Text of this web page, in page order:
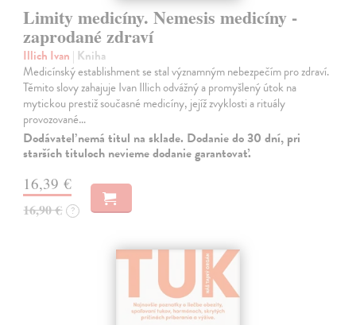
Limity medicíny. Nemesis medicíny -
zaprodané zdraví
Illich Ivan | Kniha
Medicínský establishment se stal významným nebezpečím pro zdraví.
Těmito slovy zahajuje Ivan Illich odvážný a promyšlený útok na
mytickou prestiž současné medicíny, jejíž zvyklosti a rituály
provozované…
Dodávateľ nemá titul na sklade. Dodanie do 30 dní, pri
starších tituloch nevieme dodanie garantovať.
16,39 €
16,90 € ?